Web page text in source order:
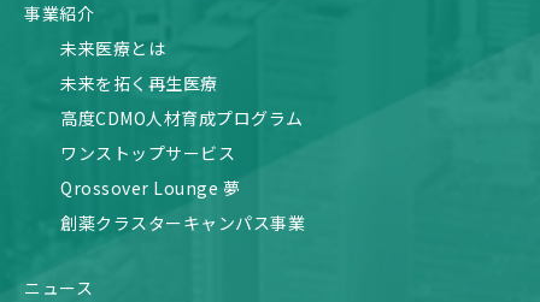
事業紹介
未来医療とは
未来を拓く再生医療
高度CDMO人材育成プログラム
ワンストップサービス
Qrossover Lounge 夢
創薬クラスターキャンパス事業
ニュース